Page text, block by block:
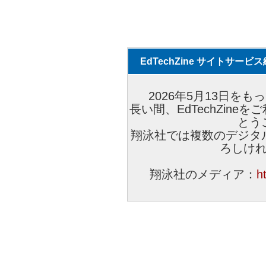
EdTechZine サイトサービス
2026年5月13日をも
長い間、EdTechZineを
とう
翔泳社では複数のデジ
ろしけ
翔泳社のメディア：